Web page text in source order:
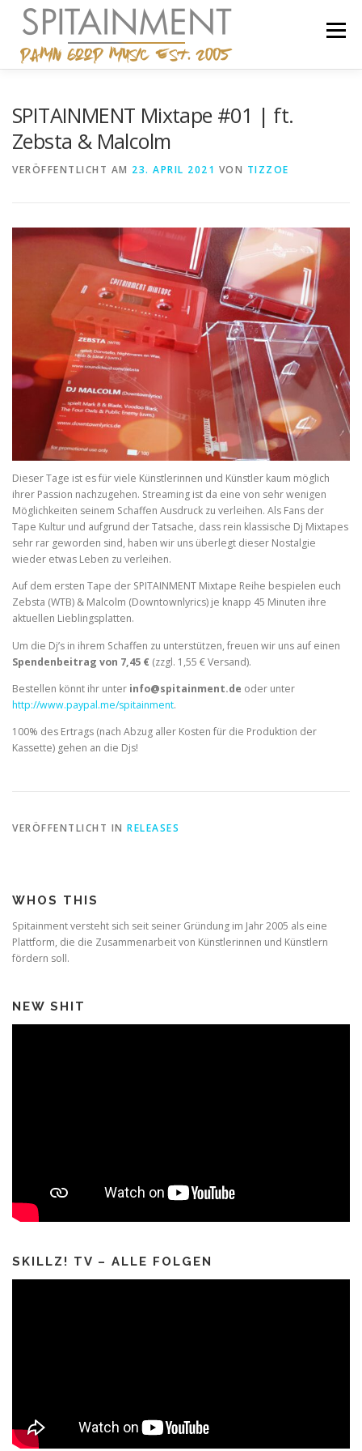
springen
Menü
SPITAINMENT Mixtape #01 | ft.
Zebsta & Malcolm
VERÖFFENTLICHT AM 23. APRIL 2021 VON TIZZOE
Dieser Tage ist es für viele Künstlerinnen und Künstler kaum möglich
ihrer Passion nachzugehen. Streaming ist da eine von sehr wenigen
Möglichkeiten seinem Schaffen Ausdruck zu verleihen. Als Fans der
Tape Kultur und aufgrund der Tatsache, dass rein klassische Dj Mixtapes
sehr rar geworden sind, haben wir uns überlegt dieser Nostalgie
wieder etwas Leben zu verleihen.
Auf dem ersten Tape der SPITAINMENT Mixtape Reihe bespielen euch
Zebsta (WTB) & Malcolm (Downtownlyrics) je knapp 45 Minuten ihre
aktuellen Lieblingsplatten.
Um die Dj’s in ihrem Schaffen zu unterstützen, freuen wir uns auf einen
Spendenbeitrag von 7,45 € (zzgl. 1,55 € Versand).
Bestellen könnt ihr unter info@spitainment.de oder unter
http://www.paypal.me/spitainment.
100% des Ertrags (nach Abzug aller Kosten für die Produktion der
Kassette) gehen an die Djs!
VERÖFFENTLICHT IN RELEASES
WHOS THIS
Spitainment versteht sich seit seiner Gründung im Jahr 2005 als eine
Plattform, die die Zusammenarbeit von Künstlerinnen und Künstlern
fördern soll.
NEW SHIT
SKILLZ! TV – ALLE FOLGEN